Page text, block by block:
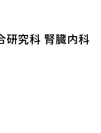
研究科 腎臓内科